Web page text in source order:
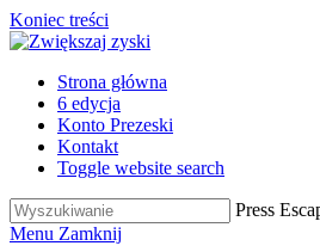
Koniec treści
Strona główna
6 edycja
Konto Prezeski
Kontakt
Toggle website search
Press
Menu Zamknij